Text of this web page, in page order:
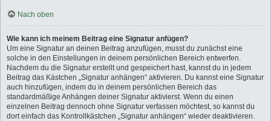
Nach oben
Wie kann ich meinem Beitrag eine Signatur anfügen?
Um eine Signatur an deinen Beitrag anzufügen, musst du zunächst eine
solche in den Einstellungen in deinem persönlichen Bereich entwerfen.
Nachdem du die Signatur erstellt und gespeichert hast, kannst du in jedem
Beitrag das Kästchen „Signatur anhängen“ aktivieren. Du kannst eine Signatur
auch hinzufügen, indem du in deinem persönlichen Bereich das
standardmäßige Anhängen deiner Signatur aktivierst. Wenn du einen
einzelnen Beitrag dennoch ohne Signatur verfassen möchtest, so kannst du
dort einfach das Kontrollkästchen „Signatur anhängen“ wieder deaktivieren.